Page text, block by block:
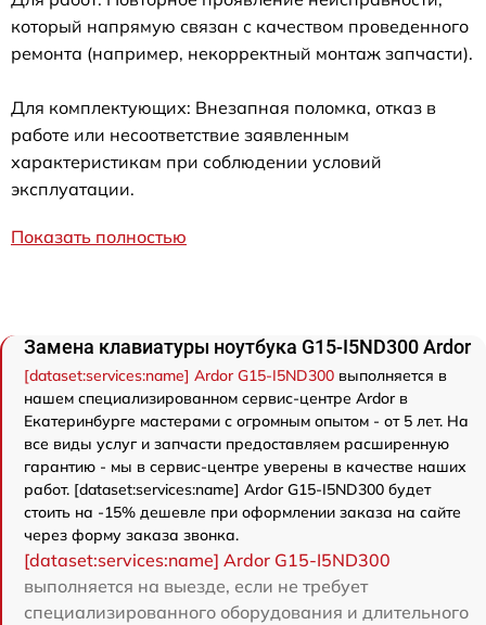
который напрямую связан с качеством проведенного
ремонта (например, некорректный монтаж запчасти).
Для комплектующих: Внезапная поломка, отказ в
работе или несоответствие заявленным
характеристикам при соблюдении условий
эксплуатации.
Показать полностью
Замена клавиатуры ноутбука G15-I5ND300 Ardor
[dataset:services:name] Ardor G15-I5ND300 выполняется в
нашем специализированном сервис-центре Ardor в
Екатеринбурге мастерами с огромным опытом - от 5 лет. На
все виды услуг и запчасти предоставляем расширенную
гарантию - мы в сервис-центре уверены в качестве наших
работ. [dataset:services:name] Ardor G15-I5ND300 будет
стоить на -15% дешевле при оформлении заказа на сайте
через форму заказа звонка.
[dataset:services:name] Ardor G15-I5ND300
выполняется на выезде, если не требует
специализированного оборудования и длительного